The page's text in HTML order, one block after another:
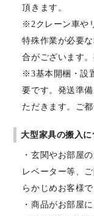
頂きます。
※2クレーン車や
特殊作業が必要
合がございます
※3基本開梱・設
要です。発送準
ただきます。ご
大型家具の搬入に
・玄関やお部屋
レベーター等、
らかじめお客様
・商品がお部屋